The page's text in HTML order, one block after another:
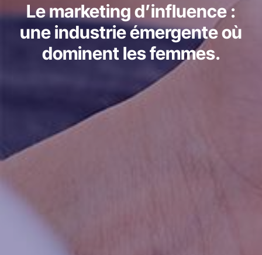
Le marketing d’influence :
une industrie émergente où
dominent les femmes.